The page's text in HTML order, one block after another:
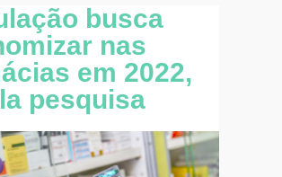
busca
nas
em 2022,
pesquisa